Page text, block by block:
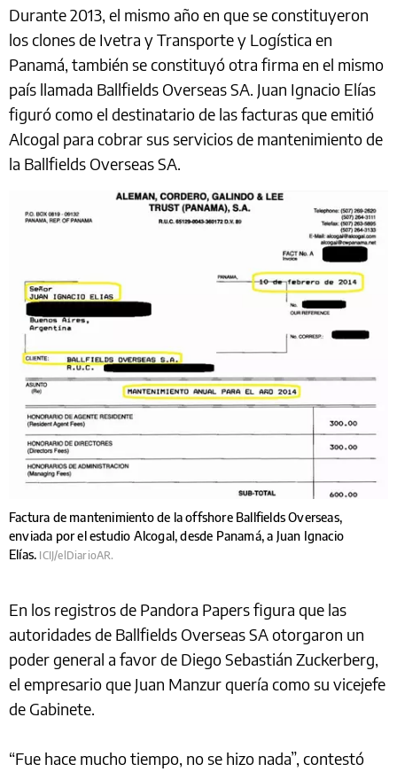
Durante 2013, el mismo año en que se constituyeron
los clones de Ivetra y Transporte y Logística en
Panamá, también se constituyó otra firma en el mismo
país llamada Ballfields Overseas SA. Juan Ignacio Elías
figuró como el destinatario de las facturas que emitió
Alcogal para cobrar sus servicios de mantenimiento de
la Ballfields Overseas SA.
Factura de mantenimiento de la offshore Ballfields Overseas,
enviada por el estudio Alcogal, desde Panamá, a Juan Ignacio
Elías. ICIJ/elDiarioAR.
En los registros de Pandora Papers figura que las
autoridades de Ballfields Overseas SA otorgaron un
poder general a favor de Diego Sebastián Zuckerberg,
el empresario que Juan Manzur quería como su vicejefe
de Gabinete.
“Fue hace mucho tiempo, no se hizo nada”, contestó